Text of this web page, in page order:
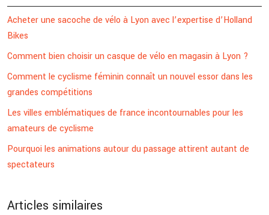
Acheter une sacoche de vélo à Lyon avec l’expertise d’Holland
Bikes
Comment bien choisir un casque de vélo en magasin à Lyon ?
Comment le cyclisme féminin connaît un nouvel essor dans les
grandes compétitions
Les villes emblématiques de france incontournables pour les
amateurs de cyclisme
Pourquoi les animations autour du passage attirent autant de
spectateurs
Articles similaires